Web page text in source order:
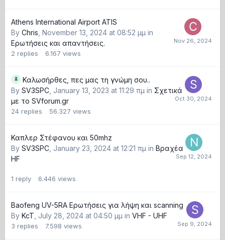
Athens International Airport ATIS
By Chris November 13, 2024 at 08:52 μμ in
Ερωτήσεις και απαντήσεις.
2 replies 6.167 views
Καλωσήρθες, πες μας τη γνώμη σου..
By SV3SPC January 13, 2023 at 11:29 πμ in Σχετικά
με το SVforum.gr
24 replies 56.327 views
Καπλερ Στέφανου και 50mhz
By SV3SPC January 23, 2024 at 12:21 πμ in Βραχέα
HF
1 reply 6.446 views
Baofeng UV-5RA Ερωτήσεις για λήψη και scanning
By KcT July 28, 2024 at 04:50 μμ in VHF - UHF
3 replies 7.598 views